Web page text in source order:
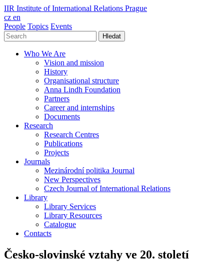
IIR Institute of International Relations Prague
cz en
People Topics Events
Hledat
Who We Are
Vision and mission
History
Organisational structure
Anna Lindh Foundation
Partners
Career and internships
Documents
Research
Research Centres
Publications
Projects
Journals
Mezinárodní politika Journal
New Perspectives
Czech Journal of International Relations
Library
Library Services
Library Resources
Catalogue
Contacts
Česko-slovinské vztahy ve 20. století